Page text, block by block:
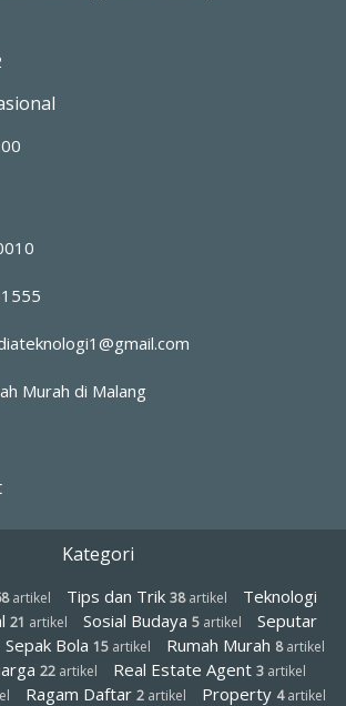
Murah di Malang
Kategori
artikel Tips dan Trik 38artikel
Teknologi
21 artikel Sosial Budaya 5artikel
Seputar
Sepak Bola 15 artikel Rumah Murah 8artikel
22artikel Real Estate Agent 3artikel
Ragam Daftar 2 artikel Property 4artikel